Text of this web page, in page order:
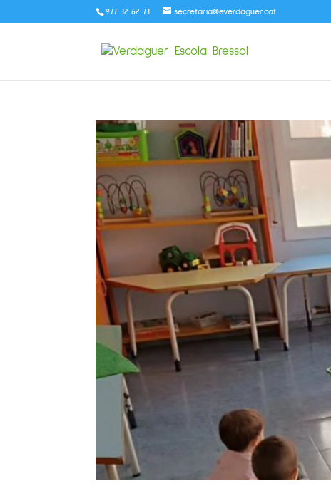
977 32 62 73 secretaria@everdaguer.cat